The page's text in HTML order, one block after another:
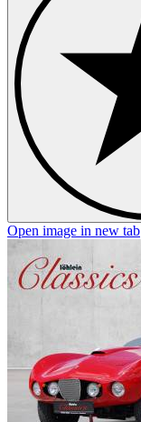
Open image in new tab